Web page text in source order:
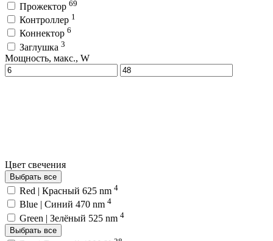
Прожектор 69
Контроллер 1
Коннектор 6
Заглушка 3
Мощность, макс., W
Цвет свечения
Выбрать все
Red | Красный 625 nm 4
Blue | Синий 470 nm 4
Green | Зелёный 525 nm 4
Выбрать все